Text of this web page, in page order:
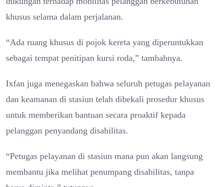
khusus selama dalam perjalanan.
“Ada ruang khusus di pojok kereta yang diperuntukkan
sebagai tempat penitipan kursi roda,” tambahnya.
Ixfan juga menegaskan bahwa seluruh petugas pelayanan
dan keamanan di stasiun telah dibekali prosedur khusus
untuk memberikan bantuan secara proaktif kepada
pelanggan penyandang disabilitas.
“Petugas pelayanan di stasiun mana pun akan langsung
membantu jika melihat penumpang disabilitas, tanpa